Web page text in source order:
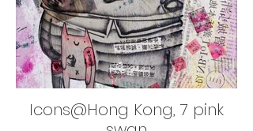
Icons@Hong Kong, 7 pink